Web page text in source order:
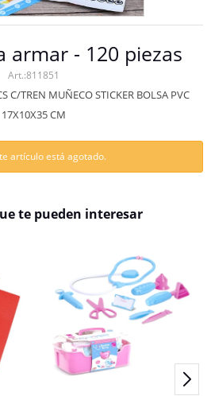
armar - 120 piezas
811851
C/TREN MUÑECO STICKER BOLSA PVC
17X10X35 CM
artículo está agotado.
te pueden interesar